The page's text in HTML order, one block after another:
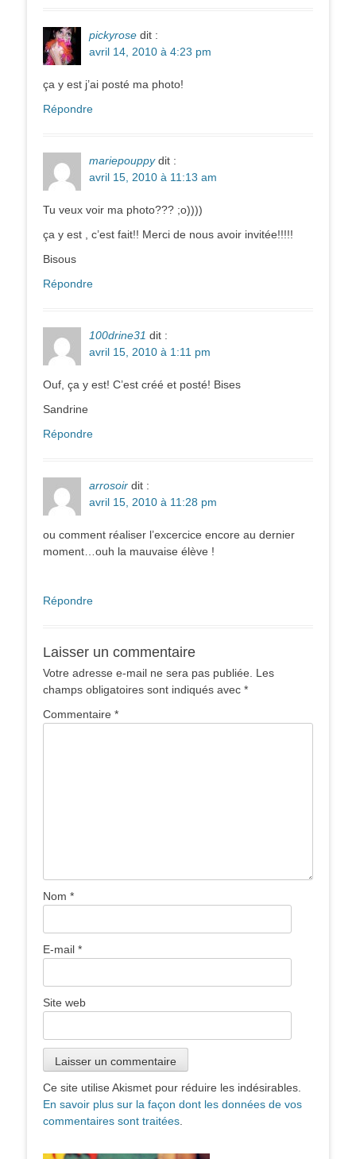
pickyrose dit :
avril 14, 2010 à 4:23 pm
ça y est j’ai posté ma photo!
Répondre
mariepouppy dit :
avril 15, 2010 à 11:13 am
Tu veux voir ma photo??? ;o))))
ça y est , c’est fait!! Merci de nous avoir invitée!!!!!
Bisous
Répondre
100drine31 dit :
avril 15, 2010 à 1:11 pm
Ouf, ça y est! C’est créé et posté! Bises
Sandrine
Répondre
arrosoir dit :
avril 15, 2010 à 11:28 pm
ou comment réaliser l’excercice encore au dernier
moment…ouh la mauvaise élève !
Répondre
Laisser un commentaire
Votre adresse e-mail ne sera pas publiée. Les
champs obligatoires sont indiqués avec *
Commentaire *
Nom *
E-mail *
Site web
Ce site utilise Akismet pour réduire les indésirables.
En savoir plus sur la façon dont les données de vos
commentaires sont traitées.